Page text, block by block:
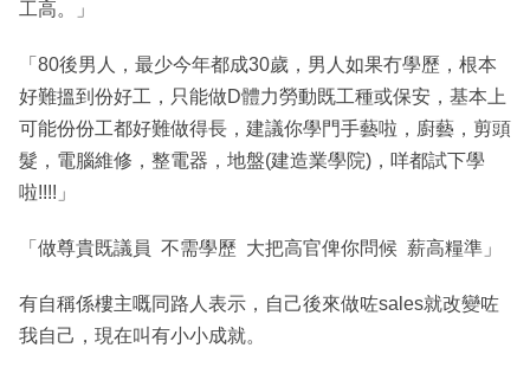
工高。」
「80後男人，最少今年都成30歲，男人如果冇學歷，根本
好難搵到份好工，只能做D體力勞動既工種或保安，基本上
可能份份工都好難做得長，建議你學門手藝啦，廚藝，剪頭
髮，電腦維修，整電器，地盤(建造業學院)，咩都試下學
啦!!!!」
「做尊貴既議員 不需學歷 大把高官俾你問候 薪高糧準」
有自稱係樓主嘅同路人表示，自己後來做咗sales就改變咗
我自己，現在叫有小小成就。